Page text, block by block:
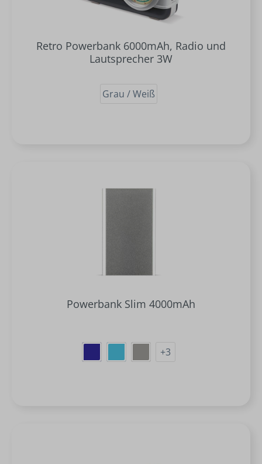
Retro Powerbank 6000mAh, Radio und
Lautsprecher 3W
Grau / Weiß
Powerbank Slim 4000mAh
+3